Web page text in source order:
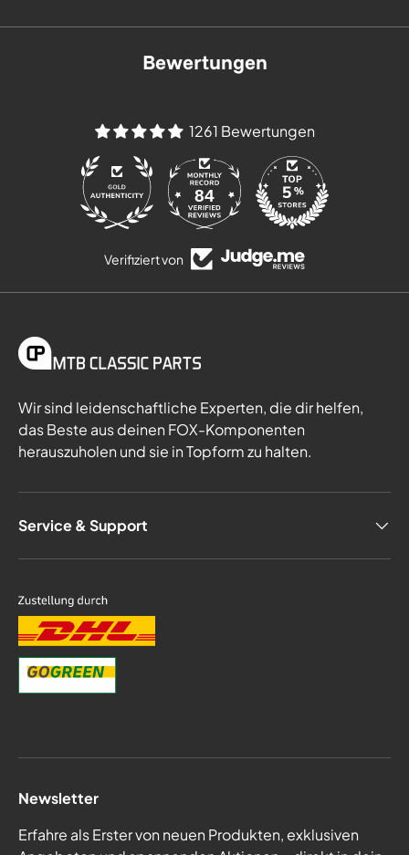
Bewertungen
1261 Bewertungen
84
Verifiziert von
Wir sind leidenschaftliche Experten, die dir helfen,
das Beste aus deinen FOX-Komponenten
herauszuholen und sie in Topform zu halten.
Service & Support
Newsletter
Erfahre als Erster von neuen Produkten, exklusiven